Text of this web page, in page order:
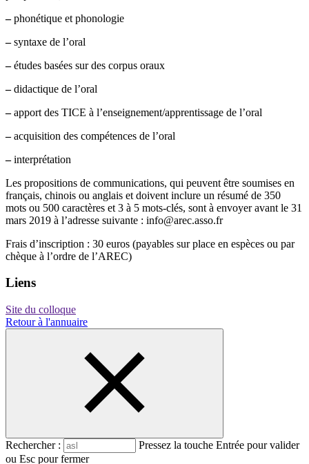
–phonétique et phonologie
–syntaxe de l’oral
–études basées sur des corpus oraux
–didactique de l’oral
–apport des TICE à l’enseignement/apprentissage de l’oral
–acquisition des compétences de l’oral
–interprétation
Les propositions de communications, qui peuvent être soumises en
français, chinois ou anglais et doivent inclure un résumé de 350
mots ou 500 caractères et 3 à 5 mots-clés, sont à envoyer avant le 31
mars 2019 à l’adresse suivante : info@arec.asso.fr
Frais d’inscription : 30 euros (payables sur place en espèces ou par
chèque à l’ordre de l’AREC)
Liens
Site du colloque
Retour à l'annuaire
Rechercher :
Pressez la touche Entrée pour valider
ou Esc pour fermer